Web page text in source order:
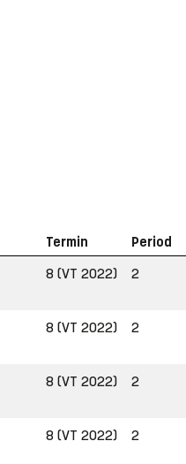
Termin Period
8 (VT 2022) 2
8 (VT 2022) 2
8 (VT 2022) 2
8 (VT 2022) 2